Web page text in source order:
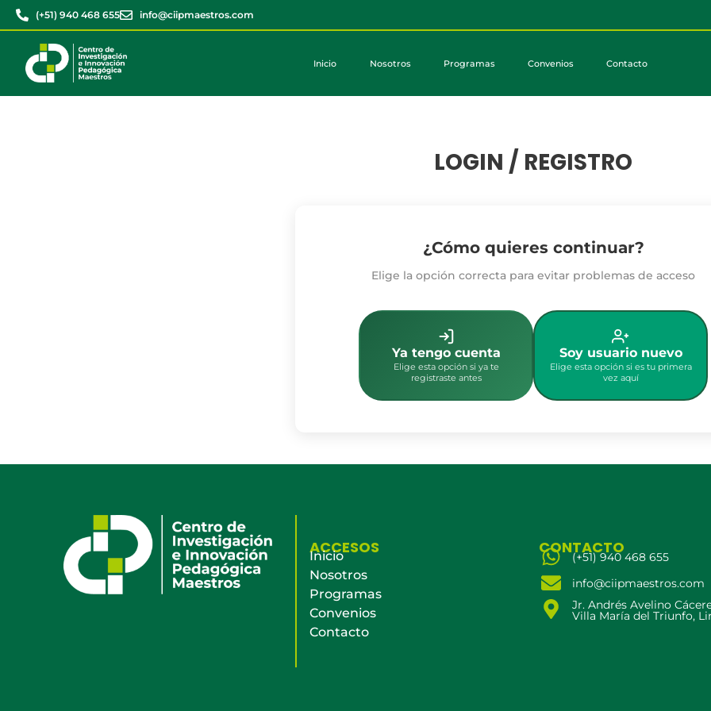
(+51) 940 468 655 info@ciipmaestros.com
Inicio Nosotros Programas Convenios Contacto
LOGIN / REGISTRO
¿Cómo quieres continuar?
Elige la opción correcta para evitar problemas de acceso
Ya tengo cuenta
Elige esta opción si ya te
registraste antes
Soy usuario nuevo
Elige esta opción si es tu primera
vez aquí
ACCESOS
Inicio
Nosotros
Programas
Convenios
Contacto
CONTACTO
(+51) 940 468 655
info@ciipmaestros.com
Jr. Andrés Avelino
Villa María del Triunfo,